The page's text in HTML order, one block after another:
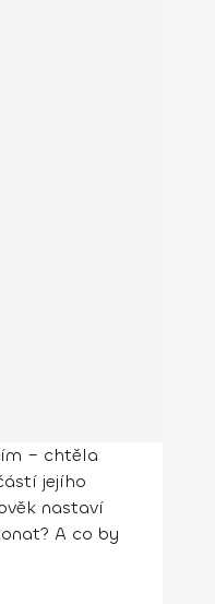
– chtěla
jejího
nastaví
A co by